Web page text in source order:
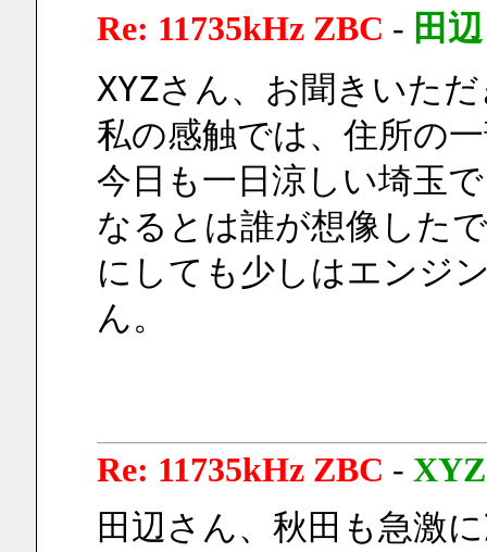
Re: 11735kHz ZBC - 田辺
XYZさん、お聞きいた
私の感触では、住所の
今日も一日涼しい埼玉
なるとは誰が想像した
にしても少しはエンジ
ん。
Re: 11735kHz ZBC - XYZ
田辺さん、秋田も急激